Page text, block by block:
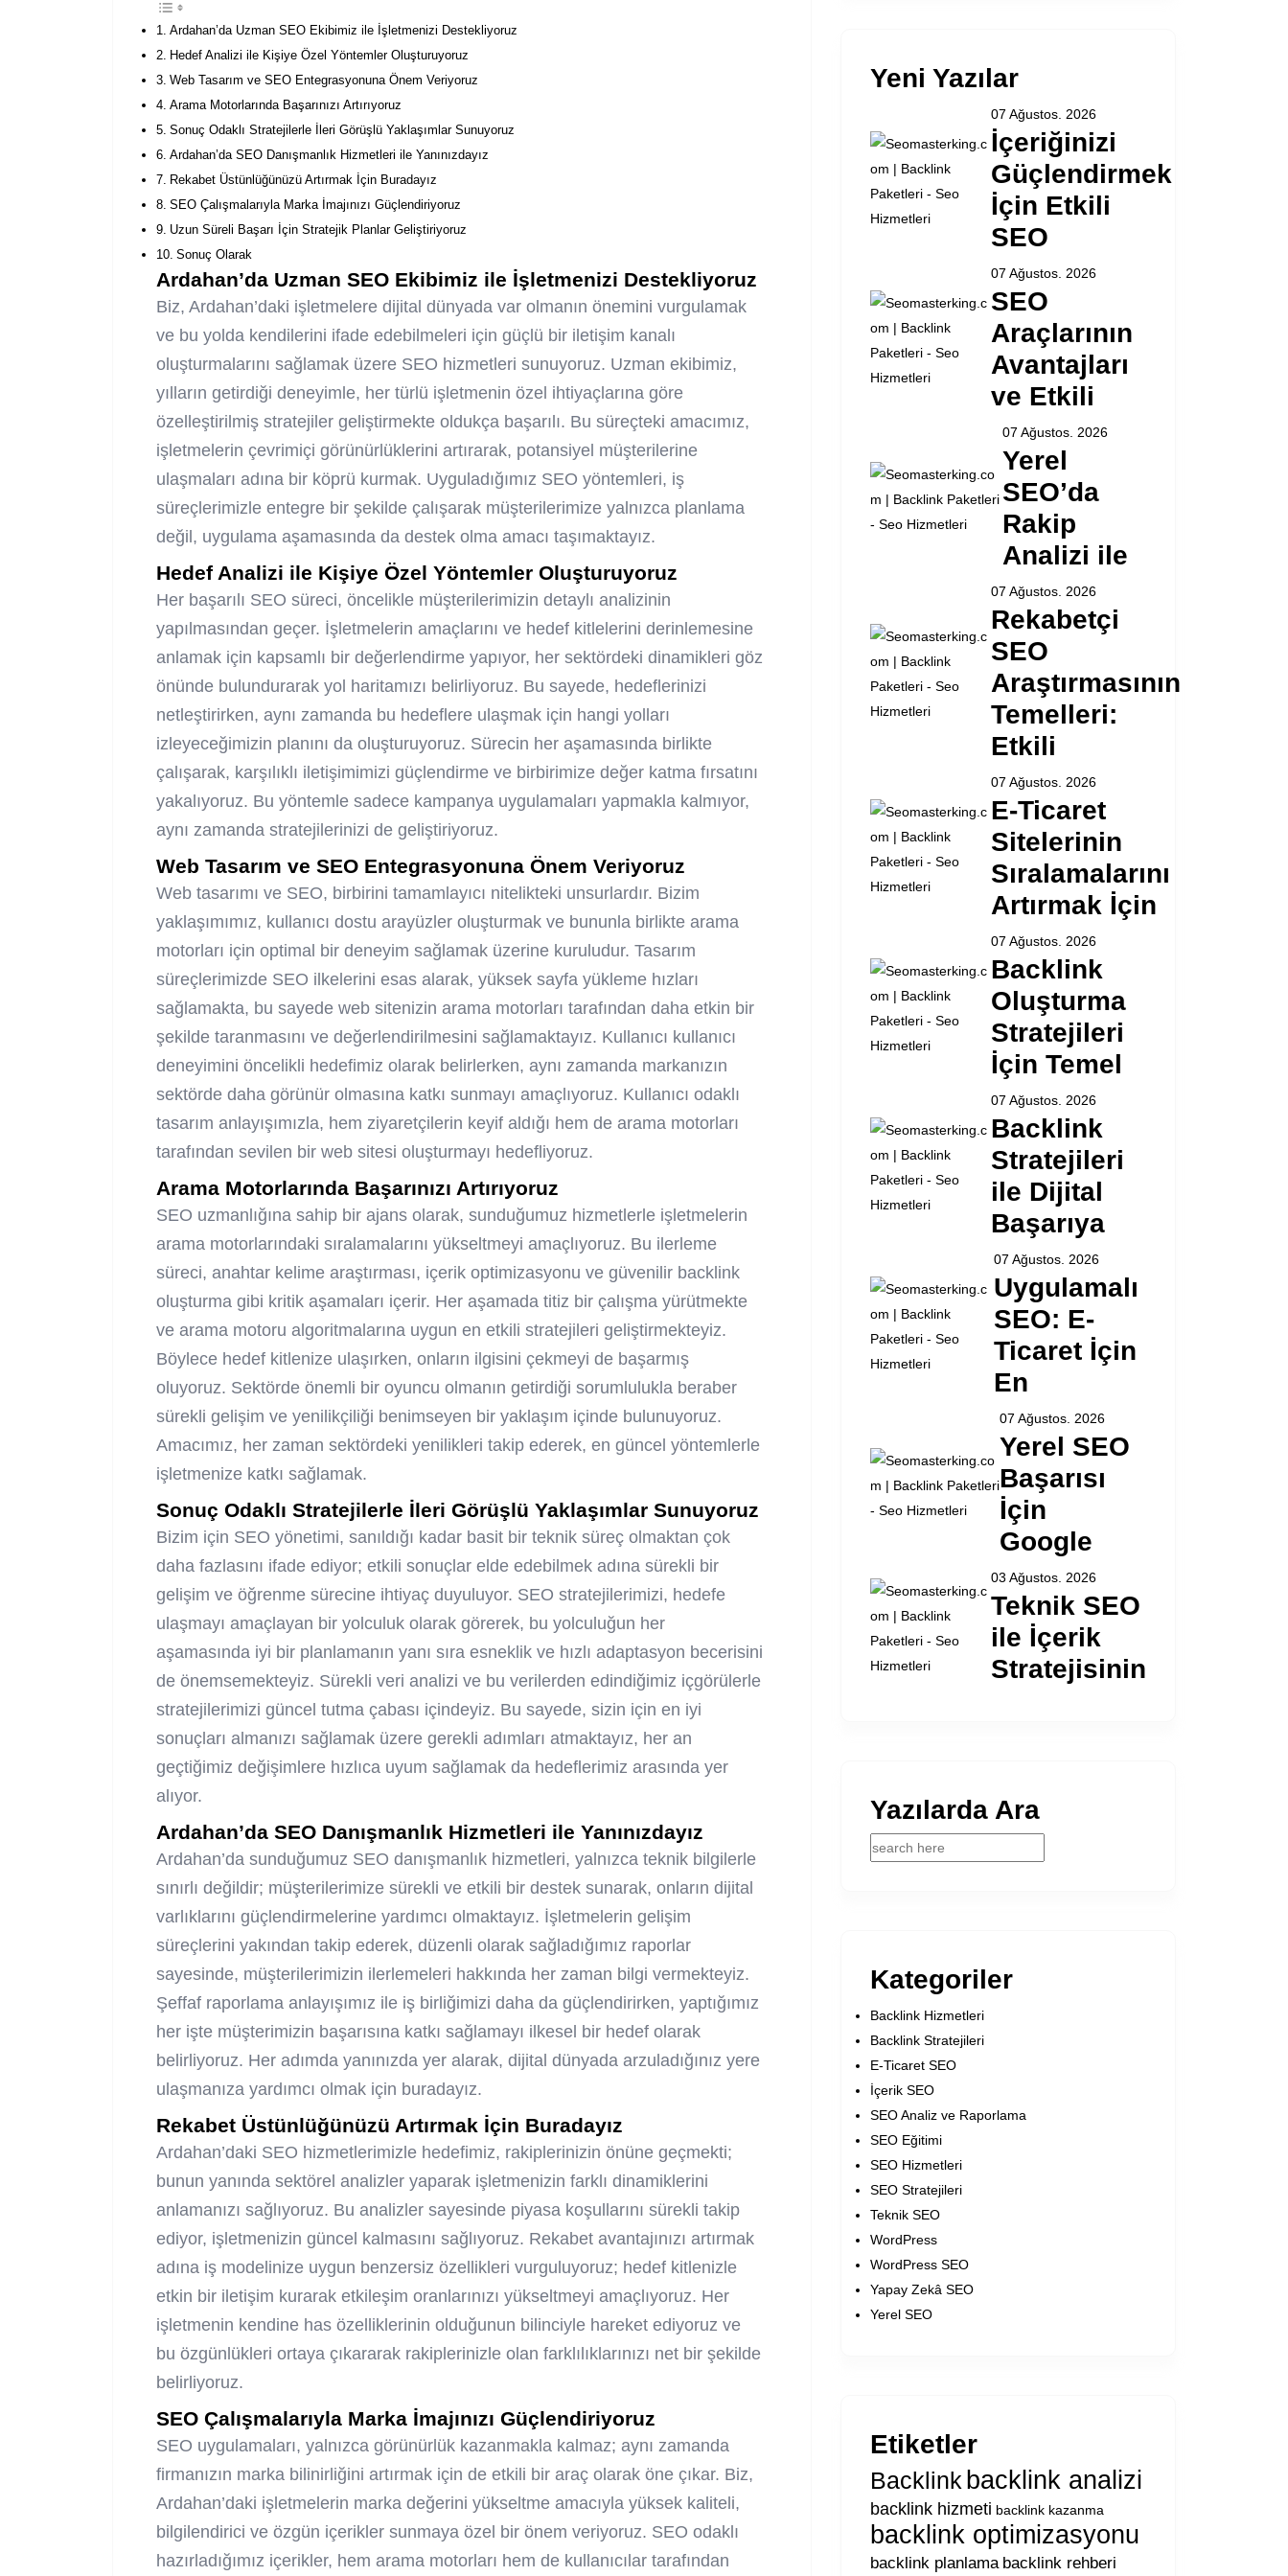
Ardahan’da Uzman SEO Ekibimiz ile İşletmenizi Destekliyoruz
Hedef Analizi ile Kişiye Özel Yöntemler Oluşturuyoruz
Web Tasarım ve SEO Entegrasyonuna Önem Veriyoruz
Arama Motorlarında Başarınızı Artırıyoruz
Sonuç Odaklı Stratejilerle İleri Görüşlü Yaklaşımlar Sunuyoruz
Ardahan’da SEO Danışmanlık Hizmetleri ile Yanınızdayız
Rekabet Üstünlüğünüzü Artırmak İçin Buradayız
SEO Çalışmalarıyla Marka İmajınızı Güçlendiriyoruz
Uzun Süreli Başarı İçin Stratejik Planlar Geliştiriyoruz
Sonuç Olarak
Ardahan’da Uzman SEO Ekibimiz ile İşletmenizi Destekliyoruz
Biz, Ardahan’daki işletmelere dijital dünyada var olmanın önemini vurgulamak
ve bu yolda kendilerini ifade edebilmeleri için güçlü bir iletişim kanalı
oluşturmalarını sağlamak üzere SEO hizmetleri sunuyoruz. Uzman ekibimiz,
yılların getirdiği deneyimle, her türlü işletmenin özel ihtiyaçlarına göre
özelleştirilmiş stratejiler geliştirmekte oldukça başarılı. Bu süreçteki amacımız,
işletmelerin çevrimiçi görünürlüklerini artırarak, potansiyel müşterilerine
ulaşmaları adına bir köprü kurmak. Uyguladığımız SEO yöntemleri, iş
süreçlerimizle entegre bir şekilde çalışarak müşterilerimize yalnızca planlama
değil, uygulama aşamasında da destek olma amacı taşımaktayız.
Hedef Analizi ile Kişiye Özel Yöntemler Oluşturuyoruz
Her başarılı SEO süreci, öncelikle müşterilerimizin detaylı analizinin
yapılmasından geçer. İşletmelerin amaçlarını ve hedef kitlelerini derinlemesine
anlamak için kapsamlı bir değerlendirme yapıyor, her sektördeki dinamikleri göz
önünde bulundurarak yol haritamızı belirliyoruz. Bu sayede, hedeflerinizi
netleştirirken, aynı zamanda bu hedeflere ulaşmak için hangi yolları
izleyeceğimizin planını da oluşturuyoruz. Sürecin her aşamasında birlikte
çalışarak, karşılıklı iletişimimizi güçlendirme ve birbirimize değer katma fırsatını
yakalıyoruz. Bu yöntemle sadece kampanya uygulamaları yapmakla kalmıyor,
aynı zamanda stratejilerinizi de geliştiriyoruz.
Web Tasarım ve SEO Entegrasyonuna Önem Veriyoruz
Web tasarımı ve SEO, birbirini tamamlayıcı nitelikteki unsurlardır. Bizim
yaklaşımımız, kullanıcı dostu arayüzler oluşturmak ve bununla birlikte arama
motorları için optimal bir deneyim sağlamak üzerine kuruludur. Tasarım
süreçlerimizde SEO ilkelerini esas alarak, yüksek sayfa yükleme hızları
sağlamakta, bu sayede web sitenizin arama motorları tarafından daha etkin bir
şekilde taranmasını ve değerlendirilmesini sağlamaktayız. Kullanıcı kullanıcı
deneyimini öncelikli hedefimiz olarak belirlerken, aynı zamanda markanızın
sektörde daha görünür olmasına katkı sunmayı amaçlıyoruz. Kullanıcı odaklı
tasarım anlayışımızla, hem ziyaretçilerin keyif aldığı hem de arama motorları
tarafından sevilen bir web sitesi oluşturmayı hedefliyoruz.
Arama Motorlarında Başarınızı Artırıyoruz
SEO uzmanlığına sahip bir ajans olarak, sunduğumuz hizmetlerle işletmelerin
arama motorlarındaki sıralamalarını yükseltmeyi amaçlıyoruz. Bu ilerleme
süreci, anahtar kelime araştırması, içerik optimizasyonu ve güvenilir backlink
oluşturma gibi kritik aşamaları içerir. Her aşamada titiz bir çalışma yürütmekte
ve arama motoru algoritmalarına uygun en etkili stratejileri geliştirmekteyiz.
Böylece hedef kitlenize ulaşırken, onların ilgisini çekmeyi de başarmış
oluyoruz. Sektörde önemli bir oyuncu olmanın getirdiği sorumlulukla beraber
sürekli gelişim ve yenilikçiliği benimseyen bir yaklaşım içinde bulunuyoruz.
Amacımız, her zaman sektördeki yenilikleri takip ederek, en güncel yöntemlerle
işletmenize katkı sağlamak.
Sonuç Odaklı Stratejilerle İleri Görüşlü Yaklaşımlar Sunuyoruz
Bizim için SEO yönetimi, sanıldığı kadar basit bir teknik süreç olmaktan çok
daha fazlasını ifade ediyor; etkili sonuçlar elde edebilmek adına sürekli bir
gelişim ve öğrenme sürecine ihtiyaç duyuluyor. SEO stratejilerimizi, hedefe
ulaşmayı amaçlayan bir yolculuk olarak görerek, bu yolculuğun her
aşamasında iyi bir planlamanın yanı sıra esneklik ve hızlı adaptasyon becerisini
de önemsemekteyiz. Sürekli veri analizi ve bu verilerden edindiğimiz içgörülerle
stratejilerimizi güncel tutma çabası içindeyiz. Bu sayede, sizin için en iyi
sonuçları almanızı sağlamak üzere gerekli adımları atmaktayız, her an
geçtiğimiz değişimlere hızlıca uyum sağlamak da hedeflerimiz arasında yer
alıyor.
Ardahan’da SEO Danışmanlık Hizmetleri ile Yanınızdayız
Ardahan’da sunduğumuz SEO danışmanlık hizmetleri, yalnızca teknik bilgilerle
sınırlı değildir; müşterilerimize sürekli ve etkili bir destek sunarak, onların dijital
varlıklarını güçlendirmelerine yardımcı olmaktayız. İşletmelerin gelişim
süreçlerini yakından takip ederek, düzenli olarak sağladığımız raporlar
sayesinde, müşterilerimizin ilerlemeleri hakkında her zaman bilgi vermekteyiz.
Şeffaf raporlama anlayışımız ile iş birliğimizi daha da güçlendirirken, yaptığımız
her işte müşterimizin başarısına katkı sağlamayı ilkesel bir hedef olarak
belirliyoruz. Her adımda yanınızda yer alarak, dijital dünyada arzuladığınız yere
ulaşmanıza yardımcı olmak için buradayız.
Rekabet Üstünlüğünüzü Artırmak İçin Buradayız
Ardahan’daki SEO hizmetlerimizle hedefimiz, rakiplerinizin önüne geçmekti;
bunun yanında sektörel analizler yaparak işletmenizin farklı dinamiklerini
anlamanızı sağlıyoruz. Bu analizler sayesinde piyasa koşullarını sürekli takip
ediyor, işletmenizin güncel kalmasını sağlıyoruz. Rekabet avantajınızı artırmak
adına iş modelinize uygun benzersiz özellikleri vurguluyoruz; hedef kitlenizle
etkin bir iletişim kurarak etkileşim oranlarınızı yükseltmeyi amaçlıyoruz. Her
işletmenin kendine has özelliklerinin olduğunun bilinciyle hareket ediyoruz ve
bu özgünlükleri ortaya çıkararak rakiplerinizle olan farklılıklarınızı net bir şekilde
belirliyoruz.
SEO Çalışmalarıyla Marka İmajınızı Güçlendiriyoruz
SEO uygulamaları, yalnızca görünürlük kazanmakla kalmaz; aynı zamanda
firmanızın marka bilinirliğini artırmak için de etkili bir araç olarak öne çıkar. Biz,
Ardahan’daki işletmelerin marka değerini yükseltme amacıyla yüksek kaliteli,
bilgilendirici ve özgün içerikler sunmaya özel bir önem veriyoruz. SEO odaklı
hazırladığımız içerikler, hem arama motorları hem de kullanıcılar tarafından
Yeni Yazılar
07 Ağustos. 2026
İçeriğinizi
Güçlendirmek
İçin Etkili
SEO
07 Ağustos. 2026
SEO
Araçlarının
Avantajları
ve Etkili
07 Ağustos. 2026
Yerel
SEO’da
Rakip
Analizi ile
07 Ağustos. 2026
Rekabetçi
SEO
Araştırmasının
Temelleri:
Etkili
07 Ağustos. 2026
E-Ticaret
Sitelerinin
Sıralamalarını
Artırmak İçin
07 Ağustos. 2026
Backlink
Oluşturma
Stratejileri
İçin Temel
07 Ağustos. 2026
Backlink
Stratejileri
ile Dijital
Başarıya
07 Ağustos. 2026
Uygulamalı
SEO: E-
Ticaret İçin
En
07 Ağustos. 2026
Yerel SEO
Başarısı
İçin
Google
03 Ağustos. 2026
Teknik SEO
ile İçerik
Stratejisinin
Yazılarda Ara
Kategoriler
Backlink Hizmetleri
Backlink Stratejileri
E-Ticaret SEO
İçerik SEO
SEO Analiz ve Raporlama
SEO Eğitimi
SEO Hizmetleri
SEO Stratejileri
Teknik SEO
WordPress
WordPress SEO
Yapay Zekâ SEO
Yerel SEO
Etiketler
Backlink backlink analizi
backlink hizmeti backlink kazanma
backlink optimizasyonu
backlink planlama backlink rehberi